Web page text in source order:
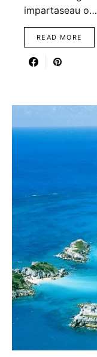
impartaseau o…
READ MORE